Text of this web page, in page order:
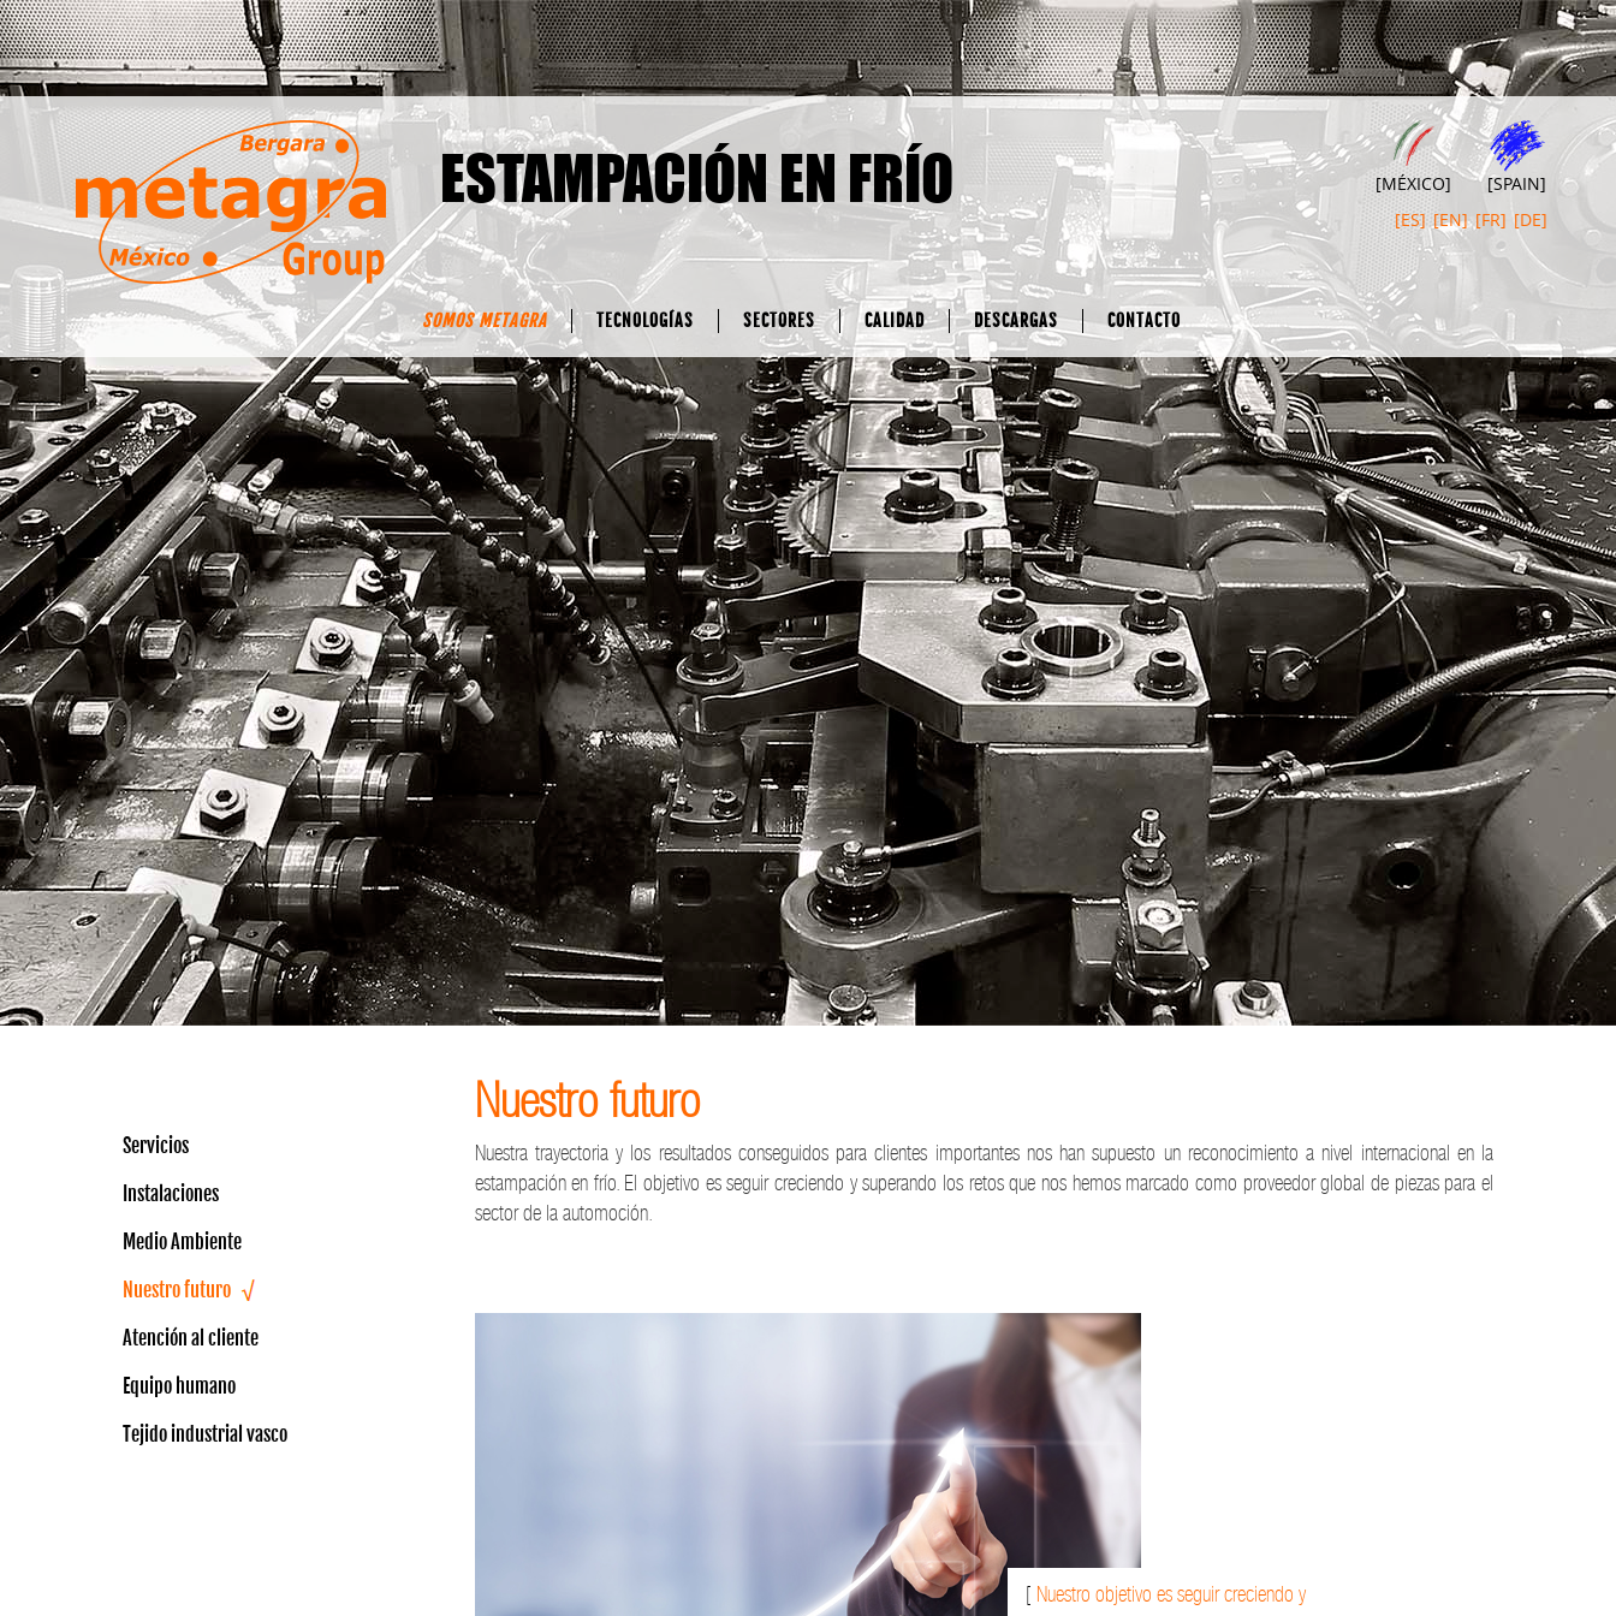
ESTAMPACIÓN EN FRÍO [MÉXICO]
[SPAIN]
[ES] [EN] [FR] [DE]
SOMOS METAGRA TECNOLOGÍAS SECTORES CALIDAD DESCARGAS CONTACTO
Servicios
Instalaciones
Medio Ambiente
Nuestro futuro
Atención al cliente
Equipo humano
Tejido industrial vasco
Nuestro futuro
Nuestra trayectoria y los resultados conseguidos para clientes importantes nos han supuesto un reconocimiento a nivel internacional en la
estampación en frío. El objetivo es seguir creciendo y superando los retos que nos hemos marcado como proveedor global de piezas para el
sector de la automoción.
[ Nuestro objetivo es seguir creciendo y